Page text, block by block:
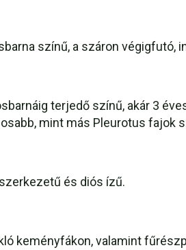
színű, a száron végigfutó,
terjedő színű, akár 3
mint más Pleurotus fajok
és diós ízű.
keményfákon, valamint